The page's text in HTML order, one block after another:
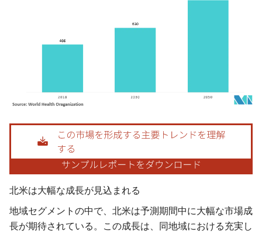
画像 © Mordor Intelligence。再利用にはCC BY 4.0の表示が必要です。
北米は大幅な成長が見込まれる
地域セグメントの中で、北米は予測期間中に大幅な市場成
長が期待されている。この成長は、同地域における充実し